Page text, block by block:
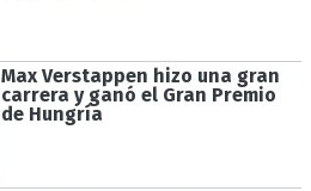
Max Verstappen hizo una gran
carrera y ganó el Gran Premio
de Hungría